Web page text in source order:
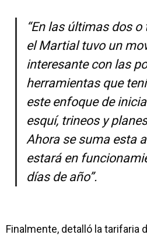
“En las últimas dos
el Martial tuvo un
interesante con las
herramientas que
este enfoque de
esquí, trineos y
Ahora se suma esta
estará en
días de año”.
Finalmente, detalló la tarifaria